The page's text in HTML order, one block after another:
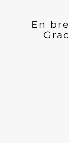
En